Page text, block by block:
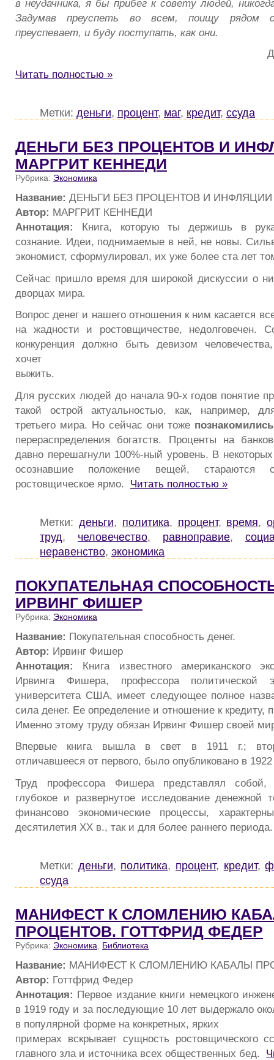
в неудачника, я бы прибег к совету людей,
Задумав преуспеть во всем, поищу
преуспевает, и буду поступать, как они.
Читать полностью »
Метки: деньги, процент, маг, кредит, ссуда
ДЕНЬГИ БЕЗ ПРОЦЕНТОВ И
МАРГРИТ КЕННЕДИ
Рубрика: Экономика
Название: ДЕНЬГИ БЕЗ ПРОЦЕНТОВ И ИНФЛЯЦИИ
Автор: МАРГРИТ КЕННЕДИ
Аннотация: Книга, которую ты держишь в
сознание. Идеи, поднимаемые в ней, не новы.
экономист, сформулировал, их уже более ста лет
Сейчас пришло время для широкой дискуссии о
дворцах мира.
Вопрос денег и нашего отношения к ним касается
на жадности и ростовщичестве, недолговечен.
конкуренция должно быть девизом
хочет
выжить.
Для русских людей до начала 90-х годов понятие
такой острой актуальностью, как, например,
третьего мира. Но сейчас они тоже познакомились
перераспределения богатств. Проценты на
давно перешагнули 100%-ный уровень. В
осознавшие положение вещей, стараются
ростовщическое ярмо. Читать полностью »
Метки: деньги, политика, процент, время,
труд, человечество, равноправие,
неравенство, экономика
ПОКУПАТЕЛЬНАЯ
ИРВИНГ ФИШЕР
Рубрика: Экономика
Название: Покупательная способность денег.
Автор: Ирвинг Фишер
Аннотация: Книга известного американского
Ирвинга Фишера, профессора политической
университета США, имеет следующее полное
сила денег. Ее определение и отношение к кредиту,
Именно этому труду обязан Ирвинг Фишер своей
Впервые книга вышла в свет в 1911 г.;
отличавшееся от первого, было опубликовано в 1922
Труд профессора Фишера представлял собой,
глубокое и развернутое исследование денежной
финансово экономические процессы,
десятилетия XX в., так и для более раннего
Метки: деньги, политика, процент, кредит,
ссуда
МАНИФЕСТ К СЛОМЛЕНИЮ
ПРОЦЕНТОВ. ГОТТФРИД ФЕДЕР
Рубрика: Экономика Библиотека
Название: МАНИФЕСТ К СЛОМЛЕНИЮ КАБАЛЫ
Автор: Готтфрид Федер
Аннотация: Первое издание книги немецкого
в 1919 году и за последующие 10 лет выдержало
в популярной форме на конкретных, ярких
примерах вскрывает сущность ростовщического
главного зла и источника всех общественных бед.